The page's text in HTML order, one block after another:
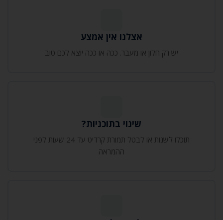
אצלנו אין אמצע
יש רק חלון או מעבר. ככה או ככה יוצא לכם טוב
שינוי בתוכניות?
תוכלו לשנות או לבטל תמורת קרדיט
עד 24 שעות לפני
ההמראה